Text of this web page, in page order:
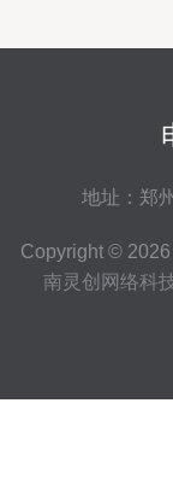
地址：郑
Copyright © 2026
南灵创网络科